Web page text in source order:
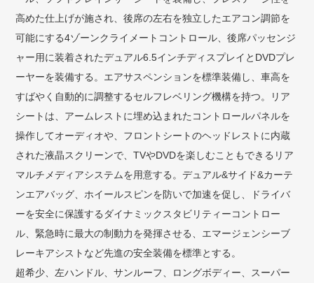
高めた仕上げが施され、後席の左右を独立したエアコン調節を
可能にする4ゾーンクライメートコントロール、後席パッセンジ
ャー用に装着されたデュアル6.5インチディスプレイとDVDプレ
ーヤーを装備する。エアサスペンションを標準装備し、車高を
すばやく自動的に調整するセルフレベリング機構を持つ。リア
シートは、アームレストに埋め込まれたコントロールパネルを
操作してオーディオや、フロントシートのヘッドレストに内蔵
された液晶スクリーンで、TVやDVDを楽しむこともできるリア
マルチメディアシステムを用意する。デュアル&サイド&カーテ
ンエアバッグ、ホイールスピンを防いで加速を促し、ドライバ
ーを安全に保護するダイナミックスタビリティーコントロー
ル、緊急時に最大の制動力を発揮させる、エマージェンシーブ
レーキアシストなど先進の安全装備を標準とする。
超希少、左ハンドル、サンルーフ、ロングボディー、スーパー